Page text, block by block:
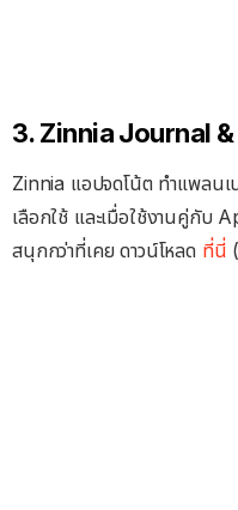
3. Zinnia Journal
Zinnia แอปจดโน้ต ทำแพลน
เลือกใช้ และเมื่อใช้งานคู่กับ
สนุกกว่าที่เคย ดาวน์โหลด ที่นี่